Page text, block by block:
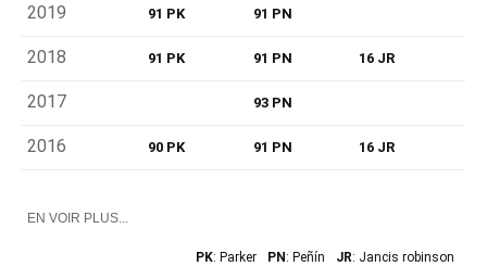
2019 91 PK 91 PN
2018 91 PK 91 PN 16 JR
2017 93 PN
2016 90 PK 91 PN 16 JR
EN VOIR PLUS...
PK: Parker PN: Peñín JR: Jancis robinson